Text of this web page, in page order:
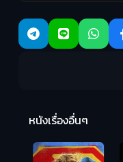
หนังเรื่องอื่นๆ